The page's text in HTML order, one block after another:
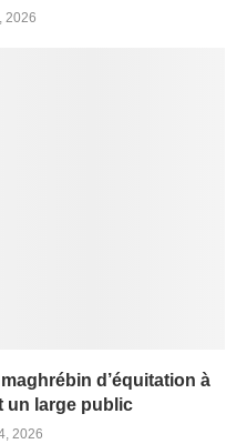
2026
d’équitation à
un large public
2026